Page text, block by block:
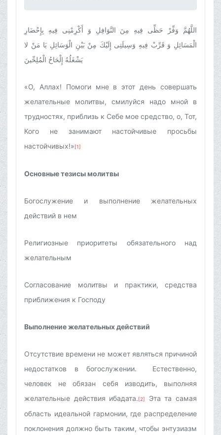
اللَّهُمَّ وَفِّرْ حَظِّى فِيهِ مِنَ النَّوَافِلِ وَ أَكْرِمْنِى فِيهِ بِإِحْضَارِ
الْمَسَائِلِ وَ قَرِّبْ فِيهِ وَسِيلَتِى إِلَيْكَ مِنْ بَيْنِ الْوَسَائِلِ يَا مَنْ لا
يَشْغَلُهُ إِلْحَاحُ الْمُلِحِّينَ
«О, Аллах! Помоги мне в этот день совершать
желательные молитвы, смилуйся надо мной в
трудностях, приблизь к Себе мое средство, о, Тот,
Кого не занимают настойчивые просьбы
настойчивых!»[1]
Основные тезисы молитвы
Богослужение и выполнение желательных
действий в нем
Религиозные приоритеты обязательного над
желательным
Согласование молитвы и практики, средства
приближения к Господу
Выполнение желательных действий
Отсутствие времени не может являться причиной
недостатков в богослужении. Естественно,
человек не обязан себя изводить, выполняя
желательные действия ибадата.[2]
Эта та самая
область идеальной гармонии, где распределение
поклонения должно быть таким, чтобы энтузиазм